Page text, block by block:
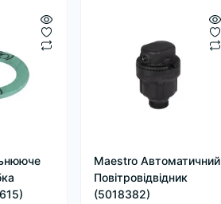
Maestro Автоматичний
Повітровідвідник
(5018382)